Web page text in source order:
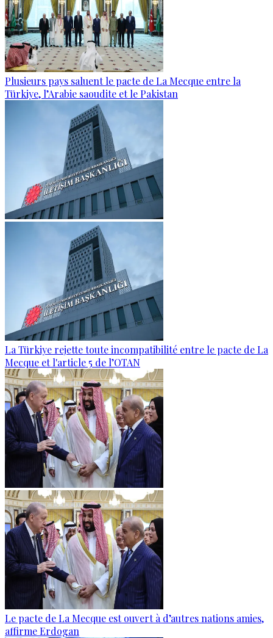
Plusieurs pays saluent le pacte de La Mecque entre la
Türkiye, l’Arabie saoudite et le Pakistan
La Türkiye rejette toute incompatibilité entre le pacte de La
Mecque et l'article 5 de l’OTAN
Le pacte de La Mecque est ouvert à d’autres nations amies,
affirme Erdogan